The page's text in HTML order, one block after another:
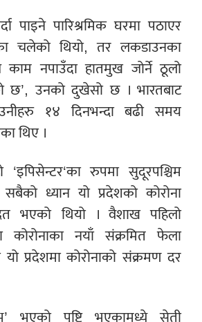
पाइने पारिश्रमिक घरमा पठाएर
चलेको थियो, तर लकडाउनका
काम नपाउँदा हातमुख जोर्ने ठूलो
छ’, उनको दुखेसो छ । भारतबाट
१४ दिनभन्दा बढी समय
थिए ।
‘इपिसेन्टर‘का रुपमा सुदूरपश्चिम
ध्यान यो प्रदेशको कोरोना
भएको थियो । वैशाख पहिलो
कोरोनाका नयाँ संक्रमित फेला
प्रदेशमा कोरोनाको संक्रमण दर